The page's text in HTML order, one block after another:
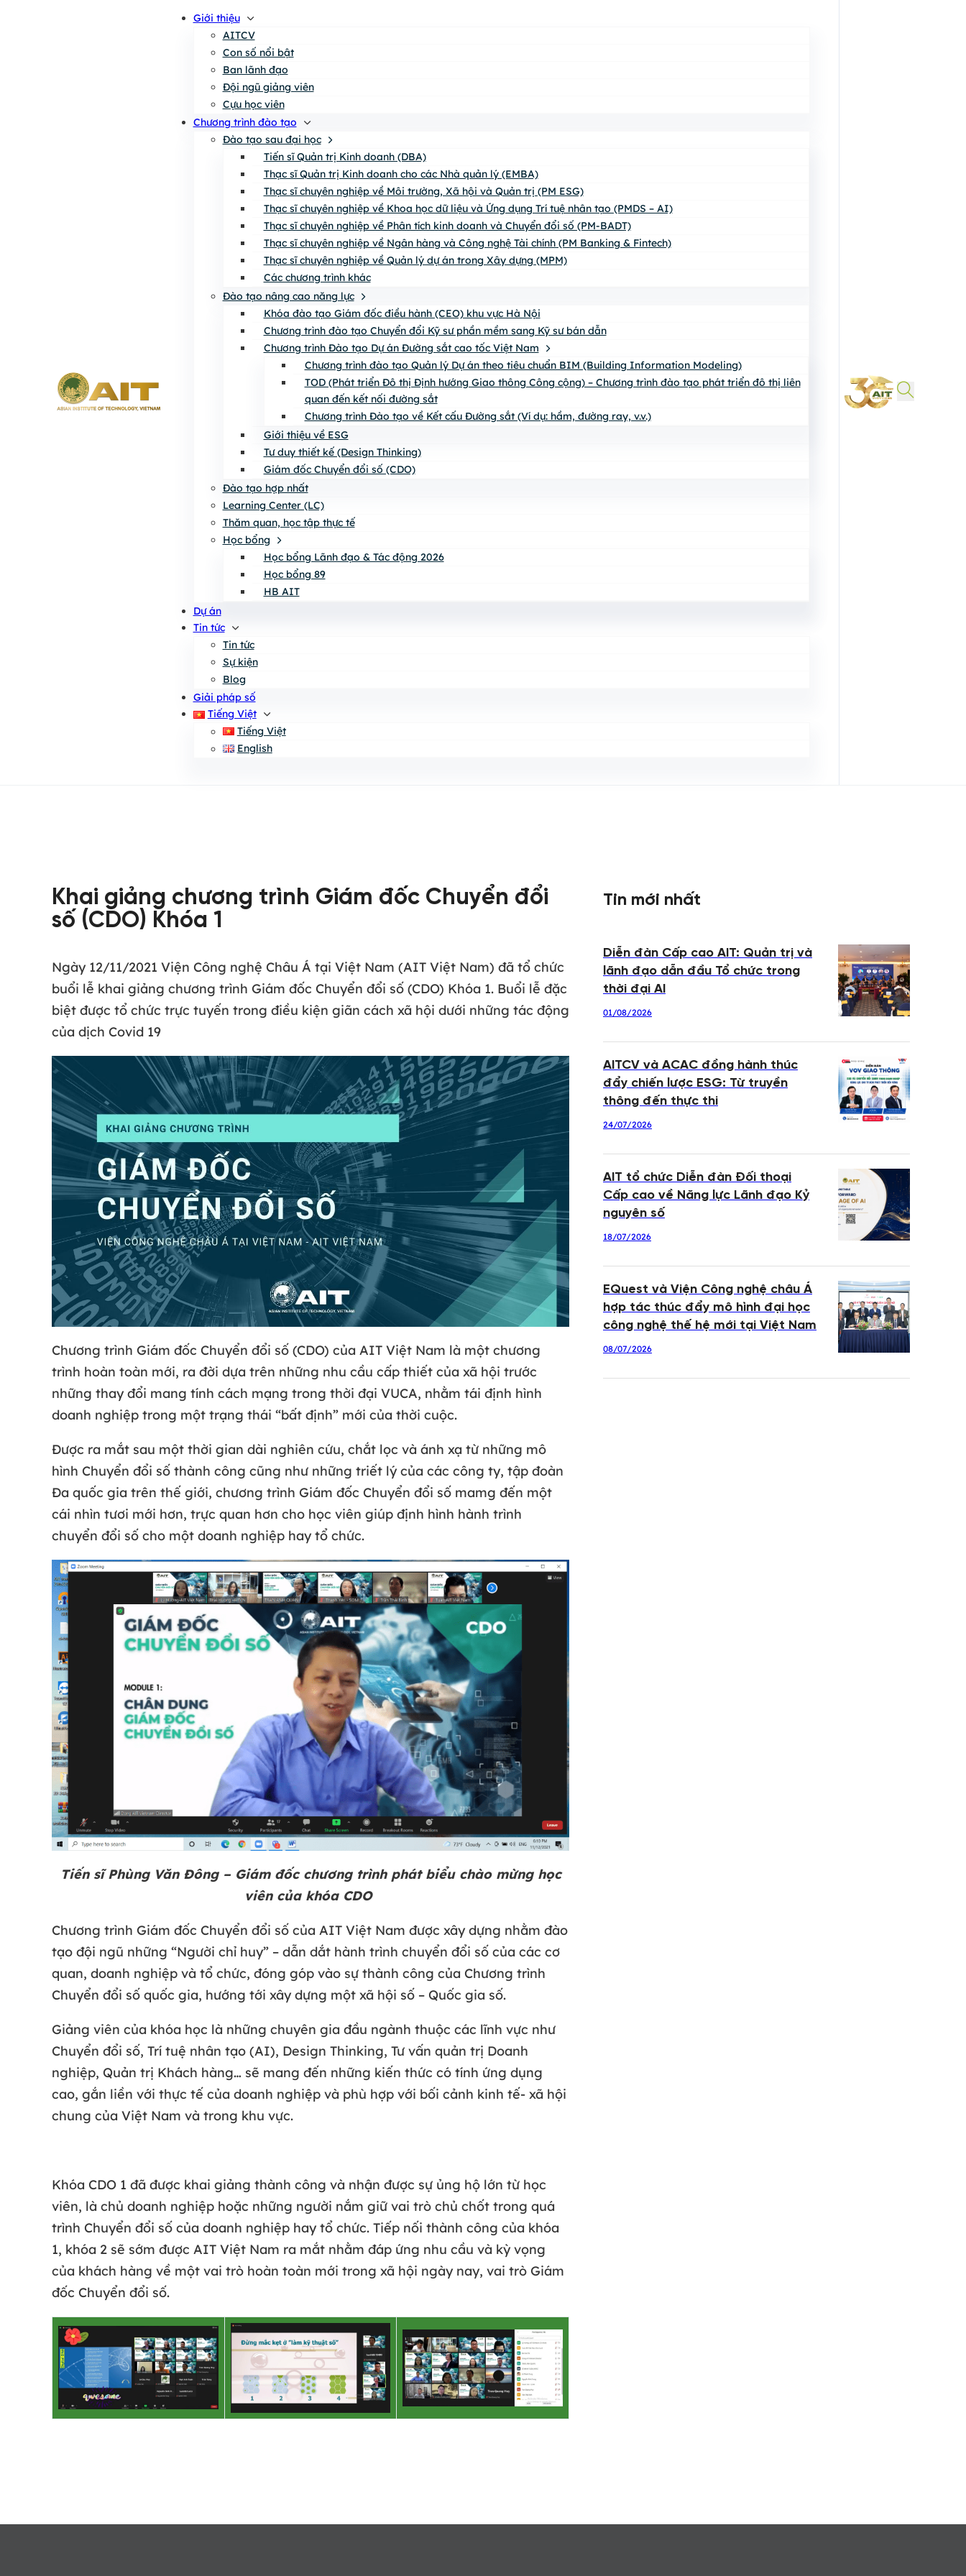
Giới thiệu
AITCV
Con số nổi bật
Ban lãnh đạo
Đội ngũ giảng viên
Cựu học viên
Chương trình đào tạo
Đào tạo sau đại học
Tiến sĩ Quản trị Kinh doanh (DBA)
Thạc sĩ Quản trị Kinh doanh cho các Nhà quản lý (EMBA)
Thạc sĩ chuyên nghiệp về Môi trường, Xã hội và Quản trị (PM ESG)
Thạc sĩ chuyên nghiệp về Khoa học dữ liệu và Ứng dụng Trí tuệ nhân tạo (PMDS – AI)
Thạc sĩ chuyên nghiệp về Phân tích kinh doanh và Chuyển đổi số (PM-BADT)
Thạc sĩ chuyên nghiệp về Ngân hàng và Công nghệ Tài chính (PM Banking & Fintech)
Thạc sĩ chuyên nghiệp về Quản lý dự án trong Xây dựng (MPM)
Các chương trình khác
Đào tạo nâng cao năng lực
Khóa đào tạo Giám đốc điều hành (CEO) khu vực Hà Nội
Chương trình đào tạo Chuyển đổi Kỹ sư phần mềm sang Kỹ sư bán dẫn
Chương trình Đào tạo Dự án Đường sắt cao tốc Việt Nam
Chương trình đào tạo Quản lý Dự án theo tiêu chuẩn BIM (Building Information Modeling)
TOD (Phát triển Đô thị Định hướng Giao thông Công cộng) – Chương trình đào tạo phát triển đô thị liên
quan đến kết nối đường sắt
Chương trình Đào tạo về Kết cấu Đường sắt (Ví dụ: hầm, đường ray, v.v.)
Giới thiệu về ESG
Tư duy thiết kế (Design Thinking)
Giám đốc Chuyển đổi số (CDO)
Đào tạo hợp nhất
Learning Center (LC)
Thăm quan, học tập thực tế
Học bổng
Học bổng Lãnh đạo & Tác động 2026
Học bổng 89
HB AIT
Dự án
Tin tức
Tin tức
Sự kiện
Blog
Giải pháp số
Tiếng Việt
Tiếng Việt
English
Khai giảng chương trình Giám đốc Chuyển đổi
số (CDO) Khóa 1
Ngày 12/11/2021 Viện Công nghệ Châu Á tại Việt Nam (AIT Việt Nam) đã tổ chức
buổi lễ khai giảng chương trình Giám đốc Chuyển đổi số (CDO) Khóa 1. Buổi lễ đặc
biệt được tổ chức trực tuyến trong điều kiện giãn cách xã hội dưới những tác động
của dịch Covid 19
Chương trình Giám đốc Chuyển đổi số (CDO) của AIT Việt Nam là một chương
trình hoàn toàn mới, ra đời dựa trên những nhu cầu cấp thiết của xã hội trước
những thay đổi mang tính cách mạng trong thời đại VUCA, nhằm tái định hình
doanh nghiệp trong một trạng thái “bất định” mới của thời cuộc.
Được ra mắt sau một thời gian dài nghiên cứu, chắt lọc và ánh xạ từ những mô
hình Chuyển đổi số thành công cũng như những triết lý của các công ty, tập đoàn
Đa quốc gia trên thế giới, chương trình Giám đốc Chuyển đổi số mamg đến một
cái nhìn tươi mới hơn, trực quan hơn cho học viên giúp định hình hành trình
chuyển đổi số cho một doanh nghiệp hay tổ chức.
Tiến sĩ Phùng Văn Đông – Giám đốc chương trình phát biểu chào mừng học
viên của khóa CDO
Chương trình Giám đốc Chuyển đổi số của AIT Việt Nam được xây dựng nhằm đào
tạo đội ngũ những “Người chỉ huy” – dẫn dắt hành trình chuyển đổi số của các cơ
quan, doanh nghiệp và tổ chức, đóng góp vào sự thành công của Chương trình
Chuyển đổi số quốc gia, hướng tới xây dựng một xã hội số – Quốc gia số.
Giảng viên của khóa học là những chuyên gia đầu ngành thuộc các lĩnh vực như
Chuyển đổi số, Trí tuệ nhân tạo (AI), Design Thinking, Tư vấn quản trị Doanh
nghiệp, Quản trị Khách hàng… sẽ mang đến những kiến thức có tính ứng dụng
cao, gắn liền với thực tế của doanh nghiệp và phù hợp với bối cảnh kinh tế- xã hội
chung của Việt Nam và trong khu vực.
Khóa CDO 1 đã được khai giảng thành công và nhận được sự ủng hộ lớn từ học
viên, là chủ doanh nghiệp hoặc những người nắm giữ vai trò chủ chốt trong quá
trình Chuyển đổi số của doanh nghiệp hay tổ chức. Tiếp nối thành công của khóa
1, khóa 2 sẽ sớm được AIT Việt Nam ra mắt nhằm đáp ứng nhu cầu và kỳ vọng
của khách hàng về một vai trò hoàn toàn mới trong xã hội ngày nay, vai trò Giám
đốc Chuyển đổi số.
Tin mới nhất
Diễn đàn Cấp cao AIT: Quản trị và
lãnh đạo dẫn đầu Tổ chức trong
thời đại AI
01/08/2026
AITCV và ACAC đồng hành thúc
đẩy chiến lược ESG: Từ truyền
thông đến thực thi
24/07/2026
AIT tổ chức Diễn đàn Đối thoại
Cấp cao về Năng lực Lãnh đạo Kỷ
nguyên số
18/07/2026
EQuest và Viện Công nghệ châu Á
hợp tác thúc đẩy mô hình đại học
công nghệ thế hệ mới tại Việt Nam
08/07/2026